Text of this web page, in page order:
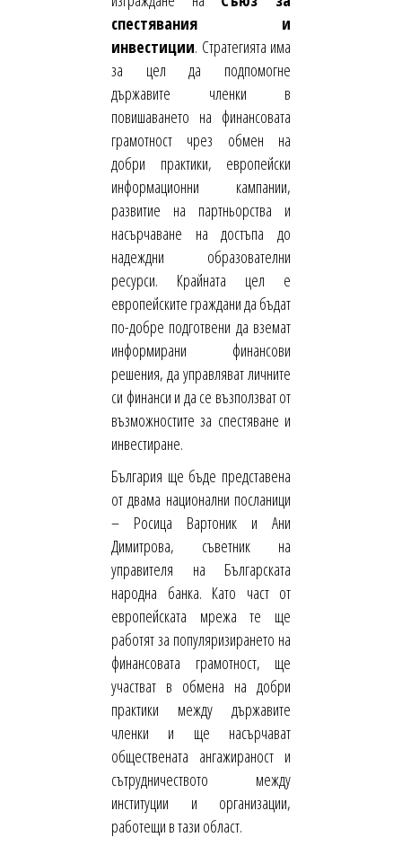
спестявания и
инвестиции. Стратегията има
за цел да подпомогне
държавите членки в
повишаването на финансовата
грамотност чрез обмен на
добри практики, европейски
информационни кампании,
развитие на партньорства и
насърчаване на достъпа до
надеждни образователни
ресурси. Крайната цел е
европейските граждани да бъдат
по-добре подготвени да вземат
информирани финансови
решения, да управляват личните
си финанси и да се възползват от
възможностите за спестяване и
инвестиране.
България ще бъде представена
от двама национални посланици
– Росица Вартоник и Ани
Димитрова, съветник на
управителя на Българската
народна банка. Като част от
европейската мрежа те ще
работят за популяризирането на
финансовата грамотност, ще
участват в обмена на добри
практики между държавите
членки и ще насърчават
обществената ангажираност и
сътрудничеството между
институции и организации,
работещи в тази област.